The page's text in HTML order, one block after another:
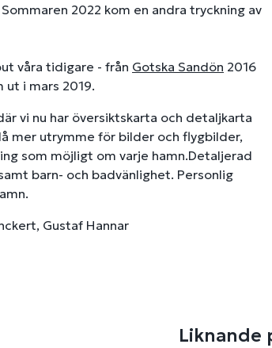
2022 kom en andra tryckning av
våra tidigare - från Gotska Sandön 2016
ut i mars 2019.
vi nu har översiktskarta och detaljkarta
mer utrymme för bilder och flygbilder,
som möjligt om varje hamn.Detaljerad
barn- och badvänlighet. Personlig
Gustaf Hannar
Liknande